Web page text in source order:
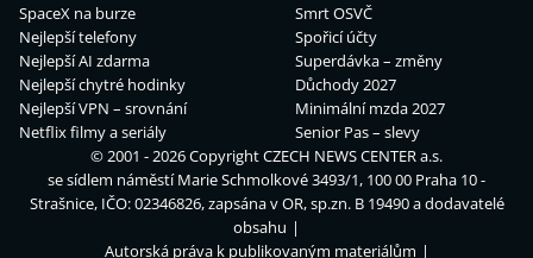
SpaceX na burze
Nejlepší telefony
Nejlepší AI zdarma
Nejlepší chytré hodinky
Nejlepší VPN – srovnání
Netflix filmy a seriály
Smrt OSVČ
Spořicí účty
Superdávka – změny
Důchody 2027
Minimální mzda 2027
Senior Pas – slevy
© 2001 - 2026 CopyrightCZECH NEWS CENTER a.s.
se sídlem náměstí Marie Schmolkové 3493/1, 100 00 Praha 10 -
Strašnice, IČO: 02346826, zapsána v OR, sp.zn. B 19490 a dodavatelé
obsahu
Autorská práva k publikovaným materiálům